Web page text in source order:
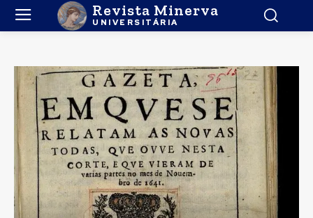
Revista Minerva
UNIVERSITÁRIA